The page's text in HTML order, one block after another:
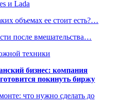
и Lada
объемах ее стоит есть?…
после вмешательства…
техники
бизнес: компания
покинуть биржу
что нужно сделать до